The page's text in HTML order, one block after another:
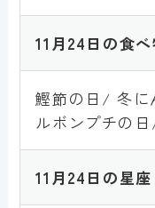
11月24日 の食べ
鰹節の日/ 冬
ルボンプチの
11月24日 の星座